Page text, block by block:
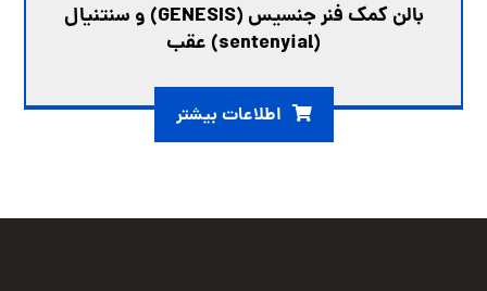
بالن کمک فنر جنسیس (GENESIS) و سنتنیال
(sentenyial) عقب
اطلاعات بیشتر